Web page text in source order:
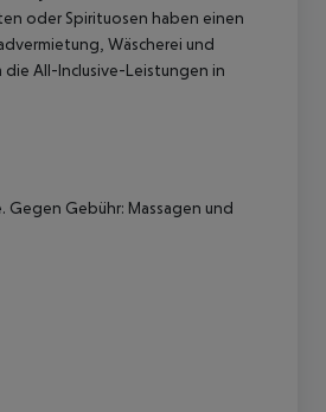
oder Spirituosen haben einen
Wäscherei und
die All-Inclusive-Leistungen in
Gegen Gebühr: Massagen und